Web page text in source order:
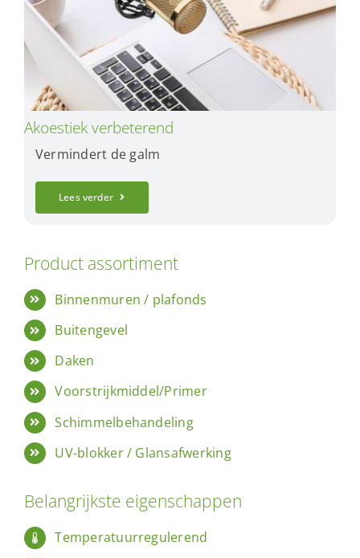
Akoestiek verbeterend
Vermindert de galm
Lees verder
Product assortiment
Binnenmuren / plafonds
Buitengevel
Daken
Voorstrijkmiddel/Primer
Schimmelbehandeling
UV-blokker / Glansafwerking
Belangrijkste eigenschappen
Temperatuurregulerend